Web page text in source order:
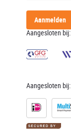
Aanmelden
Aangesloten bij:
Aangesloten bij: